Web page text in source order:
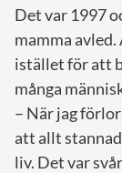
Det var 1997
mamma
istället för att
många
– När jag
att allt
liv. Det var